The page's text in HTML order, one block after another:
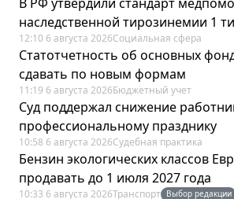
наследственной тирозинемии 1
12:10 6 августа 2026Социальная сфера
Статотчетность об основных
сдавать по новым формам
11:19 6 августа 2026Бюджетный учет
Суд поддержал снижение
профессиональному празднику
10:58 6 августа 2026Судебная практика
Бензин экологических классов
продавать до 1 июля 2027 года
10:33 6 августа 2026Транспорт Выбор редакции